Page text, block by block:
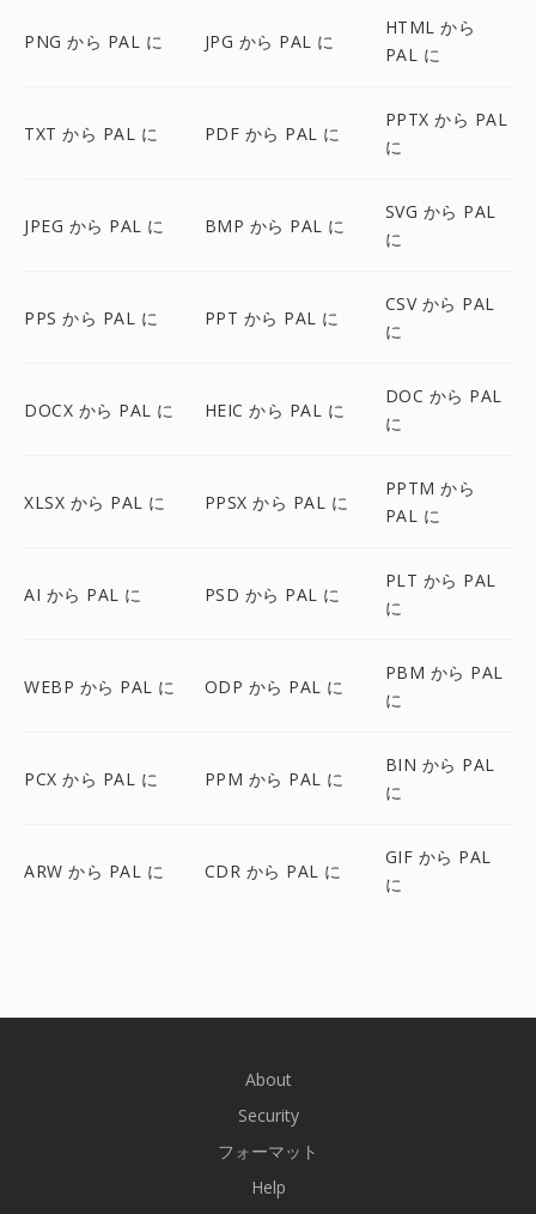
PNG から PAL に JPG から PAL に
HTML から
PAL に
TXT から PAL に PDF から PAL に
PPTX から PAL
に
JPEG から PAL に BMP から PAL に
SVG から PAL
に
PPS から PAL に PPT から PAL に
CSV から PAL
に
DOCX から PAL に HEIC から PAL に
DOC から PAL
に
XLSX から PAL に PPSX から PAL に
PPTM から
PAL に
AI から PAL に PSD から PAL に
PLT から PAL
に
WEBP から PAL に ODP から PAL に
PBM から PAL
に
PCX から PAL に PPM から PAL に
BIN から PAL
に
ARW から PAL に CDR から PAL に
GIF から PAL
に
About
Security
フォーマット
Help